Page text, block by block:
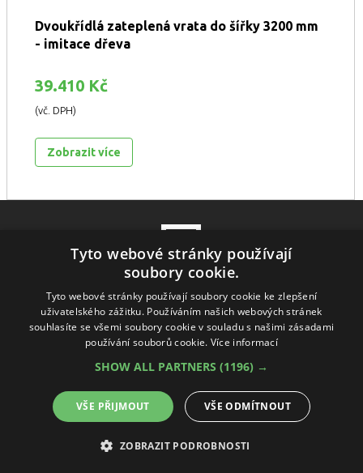
Dvoukřídlá zateplená vrata do šířky 3200 mm
- imitace dřeva
39.410 Kč
(vč. DPH)
Zobrazit více
Pohony
Závory a zábrany Dálkové ovladače |
GDPR
Cookies nastavení
Odstoupit od smlouvy
Copyright © 2026 idealnivrata.cz
Tyto webové stránky používají
soubory cookie.
Tyto webové stránky používají soubory cookie ke zlepšení
uživatelského zážitku. Používáním našich webových stránek
souhlasíte se všemi soubory cookie v souladu s našimi zásadami
používání souborů cookie. Více informací
SHOW ALL PARTNERS (1196) →
VŠE PŘIJMOUT VŠE ODMÍTNOUT
ZOBRAZIT PODROBNOSTI